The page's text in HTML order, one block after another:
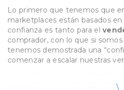
Lo primero que tenemos que
marketplaces están basados en
confianza es tanto para el
comprador, con lo que si
tenemos demostrada una
comenzar a escalar nuestras